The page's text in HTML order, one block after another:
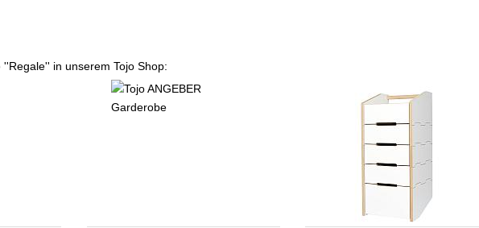
in unserem Tojo Shop: